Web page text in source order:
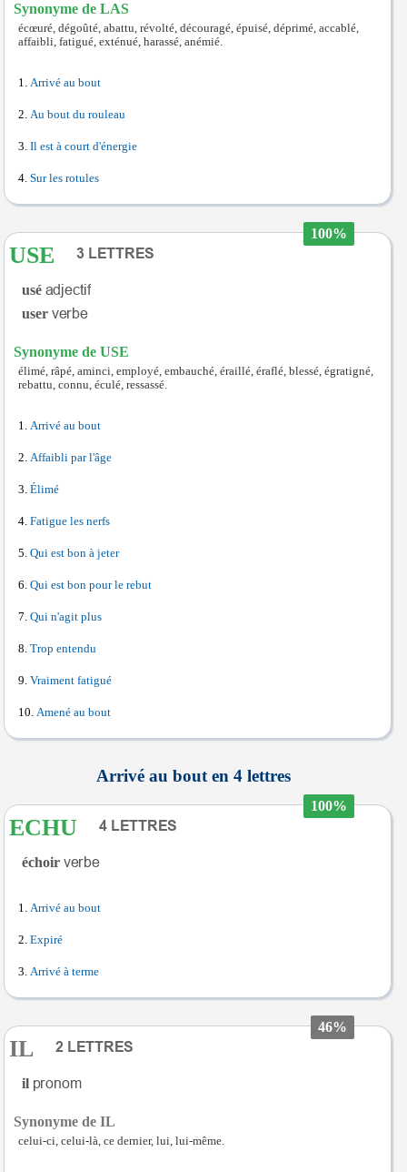
Synonyme de LAS
écœuré, dégoûté, abattu, révolté, découragé, épuisé, déprimé, accablé,
affaibli, fatigué, exténué, harassé, anémié.
Arrivé au bout
Au bout du rouleau
Il est à court d'énergie
Sur les rotules
100%
USE
usé
user
Synonyme de USE
élimé, râpé, aminci, employé, embauché, éraillé, éraflé, blessé, égratigné,
rebattu, connu, éculé, ressassé.
Arrivé au bout
Affaibli par l'âge
Élimé
Fatigue les nerfs
Qui est bon à jeter
Qui est bon pour le rebut
Qui n'agit plus
Trop entendu
Vraiment fatigué
Amené au bout
Arrivé au bout en 4 lettres
100%
ECHU
échoir
Arrivé au bout
Expiré
Arrivé à terme
46%
IL
il
Synonyme de IL
celui-ci, celui-là, ce dernier, lui, lui-même.